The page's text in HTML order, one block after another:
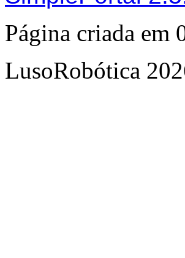
Página criada em
LusoRobótica